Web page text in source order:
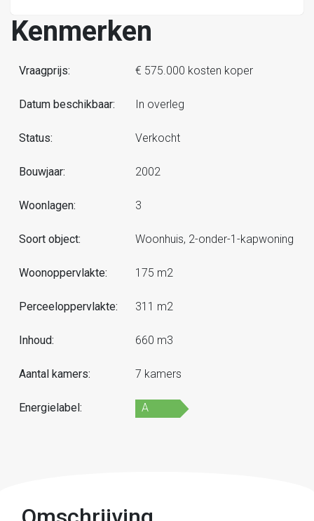
Kenmerken
Vraagprijs: € 575.000 kosten koper
Datum beschikbaar: In overleg
Status: Verkocht
Bouwjaar: 2002
Woonlagen: 3
Soort object: Woonhuis, 2-onder-1-kapwoning
Woonoppervlakte: 175 m2
Perceeloppervlakte: 311 m2
Inhoud: 660 m3
Aantal kamers: 7 kamers
Energielabel: A